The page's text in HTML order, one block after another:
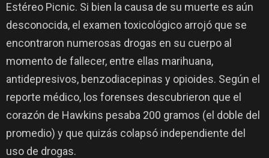
Estéreo Picnic. Si bien la causa de su muerte es aún
desconocida, el examen toxicológico arrojó que se
encontraron numerosas drogas en su cuerpo al
momento de fallecer, entre ellas marihuana,
antidepresivos, benzodiacepinas y opioides. Según el
reporte médico, los forenses descubrieron que el
corazón de Hawkins pesaba 200 gramos (el doble del
promedio) y que quizás colapsó independiente del
uso de drogas.